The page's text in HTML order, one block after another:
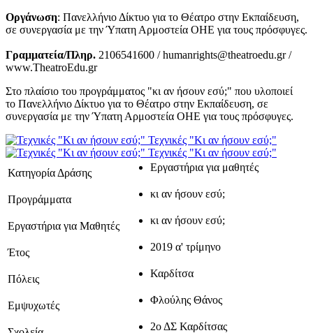
Οργάνωση: Πανελλήνιο Δίκτυο για το Θέατρο στην Εκπαίδευση,
σε συνεργασία με την Ύπατη Αρμοστεία ΟΗΕ για τους πρόσφυγες.
Γραμματεία/Πληρ. 2106541600 / humanrights@theatroedu.gr /
www.TheatroEdu.gr
Στο πλαίσιο του προγράμματος "κι αν ήσουν εσύ;" που υλοποιεί
το Πανελλήνιο Δίκτυο για το Θέατρο στην Εκπαίδευση, σε
συνεργασία με την Ύπατη Αρμοστεία ΟΗΕ για τους πρόσφυγες.
Τεχνικές "Κι αν ήσουν εσύ;"
Τεχνικές "Κι αν ήσουν εσύ;"
Κατηγορία Δράσης
Εργαστήρια για μαθητές
Προγράμματα κι αν ήσουν εσύ;
Εργαστήρια για Μαθητές κι αν ήσουν εσύ;
Έτος 2019 α' τρίμηνο
Πόλεις Καρδίτσα
Εμψυχωτές Φλούλης Θάνος
2ο ΔΣ Καρδίτσας